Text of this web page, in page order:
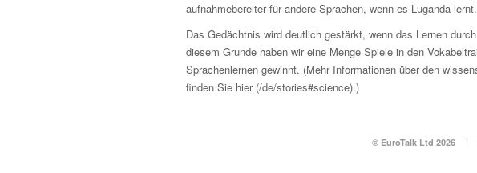
aufnahmebereiter für andere Sprachen, wenn es Luganda lernt.
Das Gedächtnis wird deutlich gestärkt, wenn das Lernen
diesem Grunde haben wir eine Menge Spiele in den
Sprachenlernen gewinnt. (Mehr Informationen über den
finden Sie hier (/de/stories#science).)
© EuroTalk Ltd 2026 |